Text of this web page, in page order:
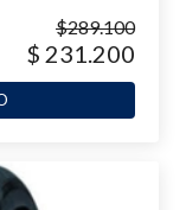
$289.100
$ 231.200